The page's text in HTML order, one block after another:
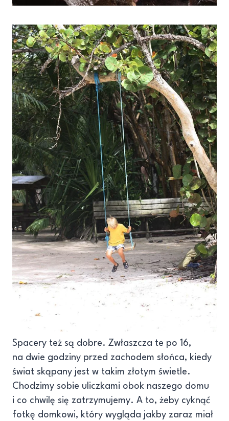
Spacery też są dobre. Zwłaszcza te po 16,
na dwie godziny przed zachodem słońca, kiedy
świat skąpany jest w takim złotym świetle.
Chodzimy sobie uliczkami obok naszego domu
i co chwilę się zatrzymujemy. A to, żeby cyknąć
fotkę domkowi, który wygląda jakby zaraz miał